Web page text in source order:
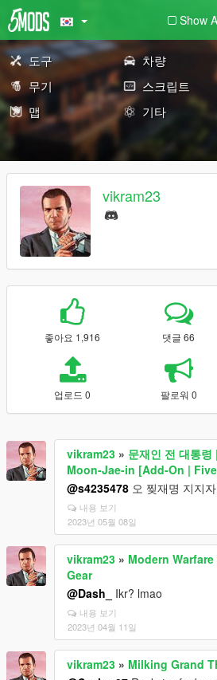
Show
도구 차량
무기
스크립트
맵
기타
vikram23
좋아요 1,916 댓글 66
업로드 0 팔로워 0
vikram23 » 문재인 전 대통
Moon-Jae-in [Add-On |
@s4235478 오 찢재명 지지
내용 보기
2023년 05월 08일
vikram23 » Modern
Gear
@Dash_
Ikr? lmao
내용 보기
2023년 04월 11일
vikram23 » Milking Grand